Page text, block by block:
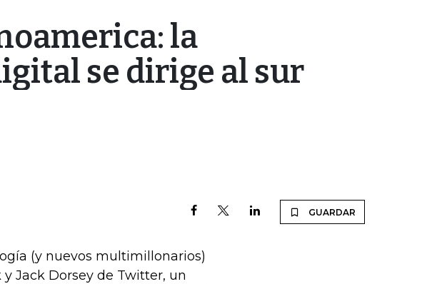
la
se dirige al sur
GUARDAR
(y nuevos multimillonarios)
Jack Dorsey de Twitter, un